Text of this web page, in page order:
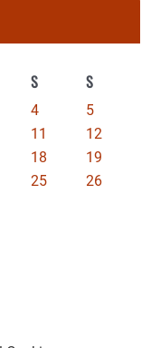
S S
4
5
11
12
18
19
25
26